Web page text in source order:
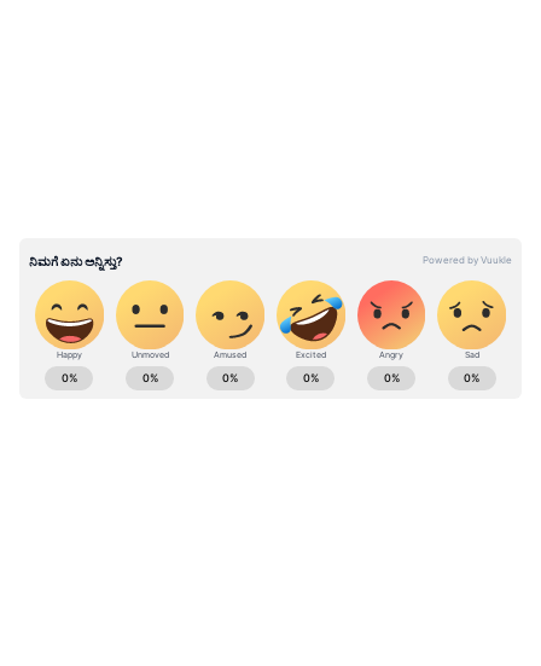
ಕರ್ನಾಟಕ, ಭಾರತ ( India News) ಮತ್ತು ಜಗತ್ತಿನ